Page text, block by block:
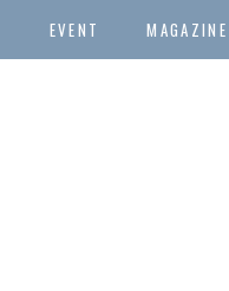
EVENT MAGAZINE